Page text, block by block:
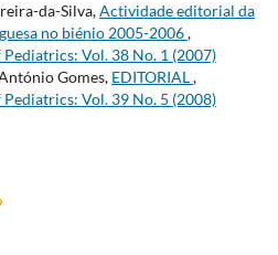
da-Silva,Actividade editorial da
no biénio 2005-2006,
Vol. 38 No. 1 (2007)
Gomes, EDITORIAL,
Vol. 39 No. 5 (2008)